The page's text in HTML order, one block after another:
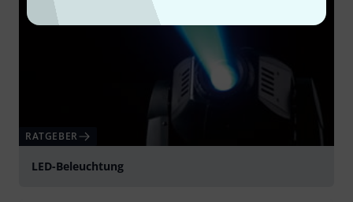
RATGEBER
LED-Beleuchtung